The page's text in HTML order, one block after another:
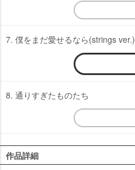
7. 僕をまだ愛せるなら(strings ver.)
8. 通りすぎたものたち
作品詳細